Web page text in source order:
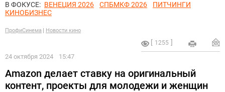
В ФОКУСЕ: ВЕНЕЦИЯ 2026 СПБМКФ 2026
ПИТЧИНГИ
КИНОБИЗНЕС
ПрофиСинема Новости кино
1255
24 октября 2024 15:47
Amazon делает ставку на оригинальный
контент, проекты для молодежи и женщин